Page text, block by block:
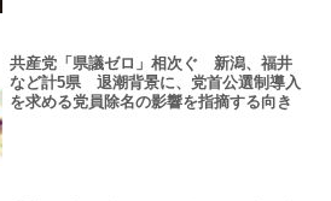
共産党「県議ゼロ」相次ぐ 新潟、福井
など計5県 退潮背景に、党首公選制導入
を求める党員除名の影響を指摘する向き